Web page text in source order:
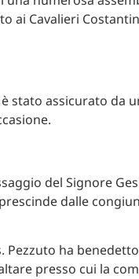
ai Cavalieri
stato assicurato da
del Signore
dalle
Pezzuto ha
presso cui la